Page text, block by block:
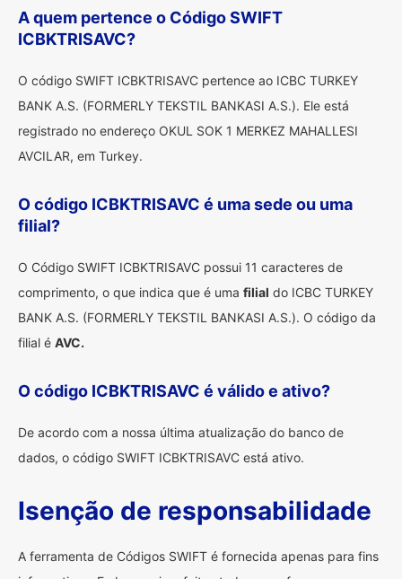
A quem pertence o Código SWIFT
ICBKTRISAVC?
O código SWIFT ICBKTRISAVC pertence ao ICBC TURKEY
BANK A.S. (FORMERLY TEKSTIL BANKASI A.S.). Ele está
registrado no endereço OKUL SOK 1 MERKEZ MAHALLESI
AVCILAR, em Turkey.
O código ICBKTRISAVC é uma sede ou uma
filial?
O Código SWIFT ICBKTRISAVC possui 11 caracteres de
comprimento, o que indica que é uma filial do ICBC TURKEY
BANK A.S. (FORMERLY TEKSTIL BANKASI A.S.). O código da
filial é AVC.
O código ICBKTRISAVC é válido e ativo?
De acordo com a nossa última atualização do banco de
dados, o código SWIFT ICBKTRISAVC está ativo.
Isenção de responsabilidade
A ferramenta de Códigos SWIFT é fornecida apenas para fins